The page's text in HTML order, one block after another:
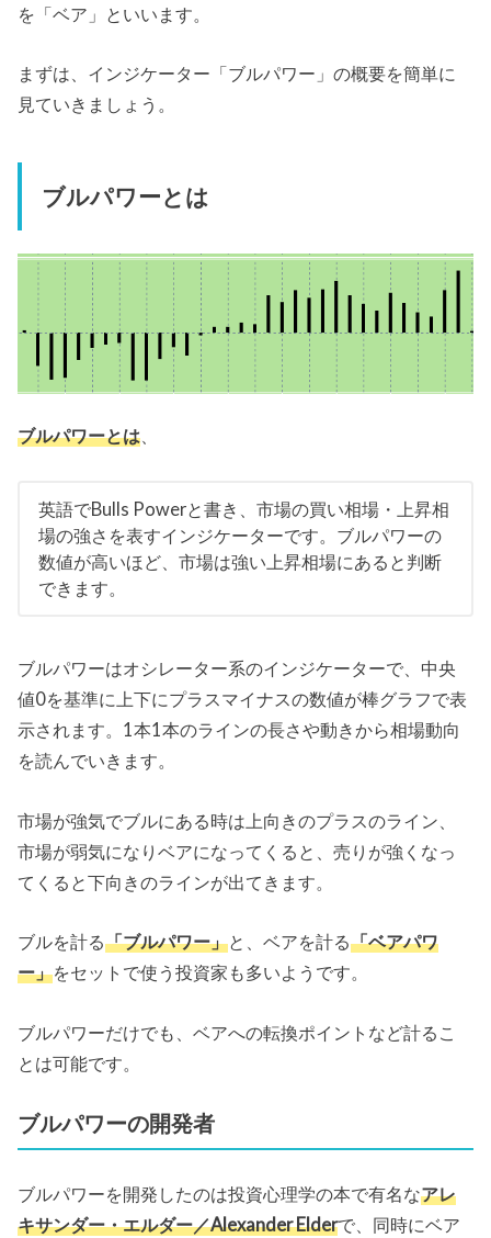
を「ベア」といいます。
まずは、インジケーター「ブルパワー」の概要を簡単に
見ていきましょう。
ブルパワーとは
ブルパワーとは、
英語でBulls Powerと書き、市場の買い相場・上昇相
場の強さを表すインジケーターです。ブルパワーの
数値が高いほど、市場は強い上昇相場にあると判断
できます。
ブルパワーはオシレーター系のインジケーターで、中央
値0を基準に上下にプラスマイナスの数値が棒グラフで表
示されます。1本1本のラインの長さや動きから相場動向
を読んでいきます。
市場が強気でブルにある時は上向きのプラスのライン、
市場が弱気になりベアになってくると、売りが強くなっ
てくると下向きのラインが出てきます。
ブルを計る「ブルパワー」と、ベアを計る「ベアパワ
ー」をセットで使う投資家も多いようです。
ブルパワーだけでも、ベアへの転換ポイントなど計るこ
とは可能です。
ブルパワーの開発者
ブルパワーを開発したのは投資心理学の本で有名なアレ
キサンダー・エルダー／Alexander Elderで、同時にベア